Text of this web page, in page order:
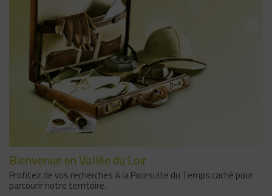
Bienvenue en Vallée du Loir
Profitez de vos recherches A la Poursuite du Temps caché pour
parcourir notre territoire.